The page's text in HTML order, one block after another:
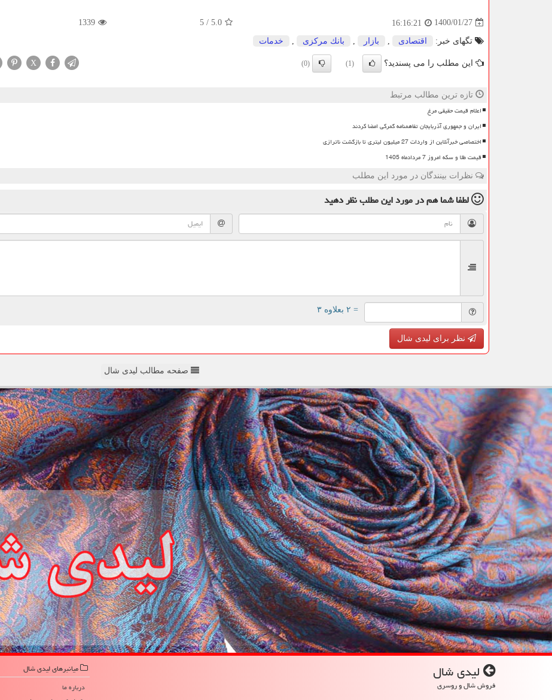
1400/01/27
16:16:21
5.0
/
5
1339
تگهای خبر: اقتصادی بازار بانك مركزی خدمات
این مطلب را می پسندید؟ (1)
(0)
X
تازه ترین مطالب مرتبط
اعلام قیمت حقیقی مرغ
ایران و جمهوری آذربایجان تفاهمنامه گمرکی امضا کردند
اختصاصی خبرآنلاین از واردات 27 میلیون لیتری تا بازگشت ناترازی
قیمت طلا و سکه امروز 7 مردادماه 1405
نظرات بینندگان در مورد این مطلب
لطفا شما همدر مورد این مطلبنظر دهید
= ۲ بعلاوه ۳
نظر برای لیدی شال
صفحه مطالب لیدی شال
لیدی شال
فروش شال و روسری
میانبرهای لیدی شال
درباره ما